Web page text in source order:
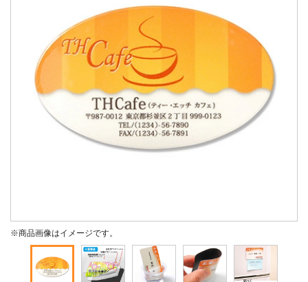
※商品画像はイメージです。